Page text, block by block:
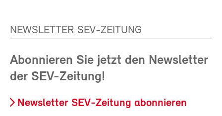
NEWSLETTER SEV-ZEITUNG
Abonnieren Sie jetzt den Newsletter
der SEV-Zeitung!
Newsletter SEV-Zeitung abonnieren